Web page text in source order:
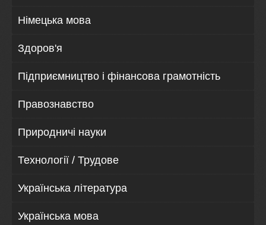
Німецька мова
Здоров'я
Підприємництво і фінансова грамотність
Правознавство
Природничі науки
Технології / Трудове
Українська література
Українська мова